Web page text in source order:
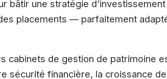
bâtir une stratégie
placements — parfaitement
cabinets de gestion de patrimoine
sécurité financière, la croissance